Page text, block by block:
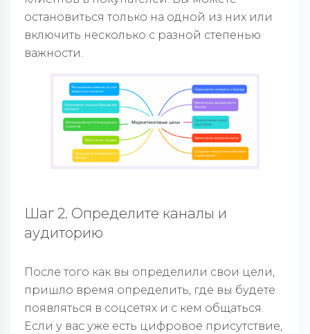
остановиться только на одной из них или
включить несколько с разной степенью
важности.
Шаг 2. Определите каналы и
аудиторию
После того как вы определили свои цели,
пришло время определить, где вы будете
появляться в соцсетях и с кем общаться.
Если у вас уже есть цифровое присутствие,